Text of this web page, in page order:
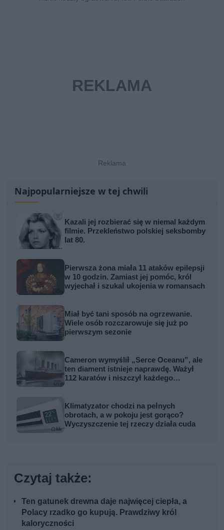
Najpopularniejsze w tej chwili
Kazali jej rozbierać się w niemal każdym
filmie. Przekleństwo polskiej seksbomby
lat 80.
Pierwsza żona miała 11 ataków epilepsji
w 10 godzin. Zamiast jej pomóc, król
wyjechał i szukał ukojenia w romansach
Miał być tani sposób na ogrzewanie.
Wiele osób rozczarowuje się już po
pierwszym sezonie
Cameron wymyślił „Serce Oceanu”, ale
ten diament istnieje naprawdę. Ważył
112 karatów i niszczył każdego
Klimatyzator chodzi na pełnych
obrotach, a w pokoju jest gorąco?
Wyczyszczenie tej rzeczy działa cuda
Czytaj także:
Ten gatunek drewna daje najwięcej ciepła, a
Polacy rzadko go kupują. Prawdziwy król
kaloryczności